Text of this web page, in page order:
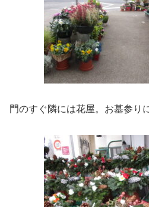
門のすぐ隣には花屋。お墓参り